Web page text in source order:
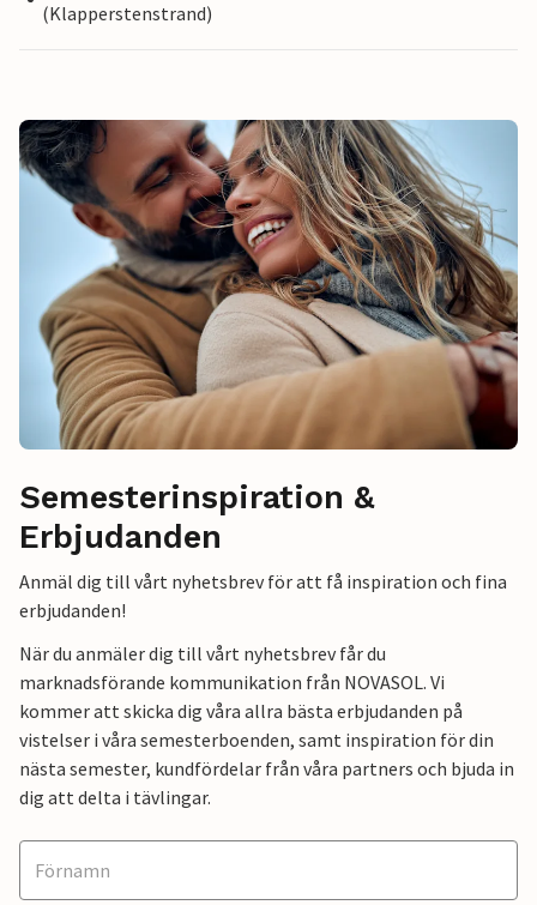
(Klapperstenstrand)
Semesterinspiration &
Erbjudanden
Anmäl dig till vårt nyhetsbrev för att få inspiration och fina
erbjudanden!
När du anmäler dig till vårt nyhetsbrev får du
marknadsförande kommunikation från NOVASOL. Vi
kommer att skicka dig våra allra bästa erbjudanden på
vistelser i våra semesterboenden, samt inspiration för din
nästa semester, kundfördelar från våra partners och bjuda in
dig att delta i tävlingar.